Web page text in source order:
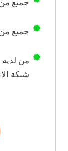
جميع من
من
شبكة